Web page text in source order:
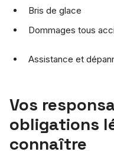
Bris de glace
Dommages tous
Assistance et
Vos
obligations
connaître